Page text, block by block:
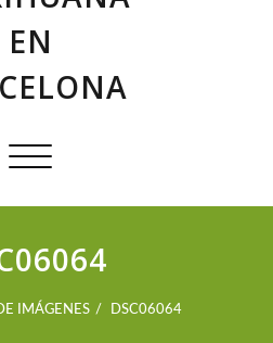
Alternar
IMÁGENES DSC06064